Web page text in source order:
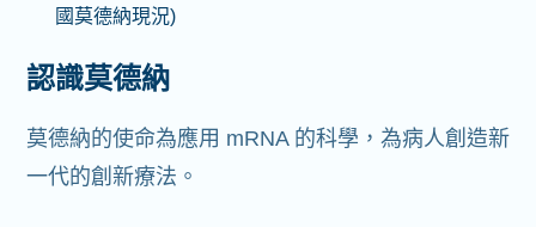
國莫德納現況)
認識莫德納
莫德納的使命為應用 mRNA 的科學，為病人創造新
一代的創新療法。